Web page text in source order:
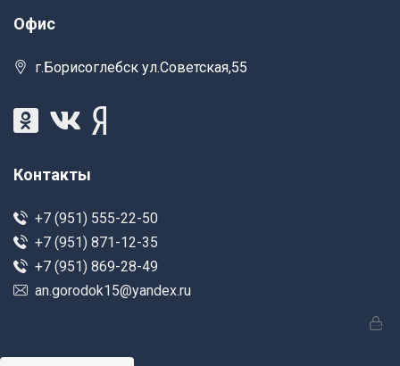
Офис
г.Борисоглебск ул.Советская,55
Контакты
+7 (951) 555-22-50
+7 (951) 871-12-35
+7 (951) 869-28-49
an.gorodok15@yandex.ru